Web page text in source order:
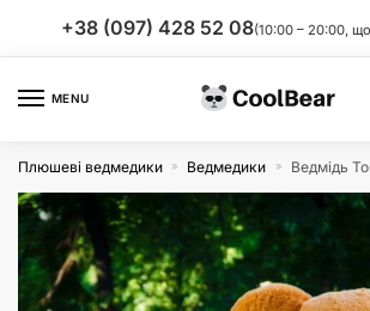
+38 (097) 428 52 08(10:00 – 20:00,
MENU
Плюшеві ведмедики » Ведмедики » Ведмідь